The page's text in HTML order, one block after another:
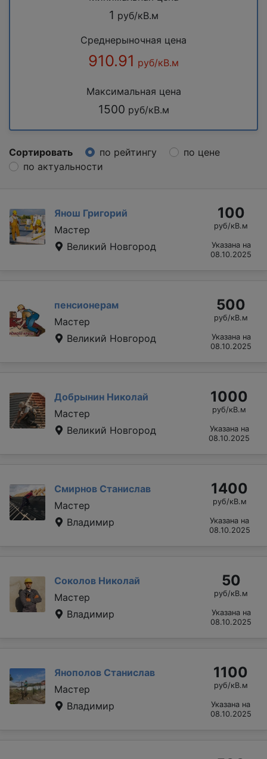
1 руб/кВ.м
Среднерыночная цена
910.91 руб/кВ.м
Максимальная цена
1500 руб/кВ.м
Сортировать по рейтингу
по цене
по актуальности
Янош Григорий
Мастер
Великий Новгород
100
руб/кВ.м
Указана на
08.10.2025
пенсионерам
Мастер
Великий Новгород
500
руб/кВ.м
Указана на
08.10.2025
Добрынин Николай
Мастер
Великий Новгород
1000
руб/кВ.м
Указана на
08.10.2025
Смирнов Станислав
Мастер
Владимир
1400
руб/кВ.м
Указана на
08.10.2025
Соколов Николай
Мастер
Владимир
50
руб/кВ.м
Указана на
08.10.2025
Янополов Станислав
Мастер
Владимир
1100
руб/кВ.м
Указана на
08.10.2025